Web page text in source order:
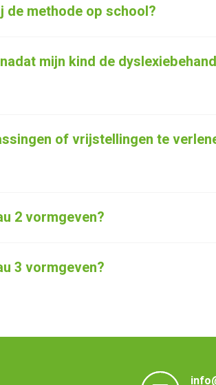
de methode op school?
mijn kind de
of vrijstellingen te
2 vormgeven?
3 vormgeven?